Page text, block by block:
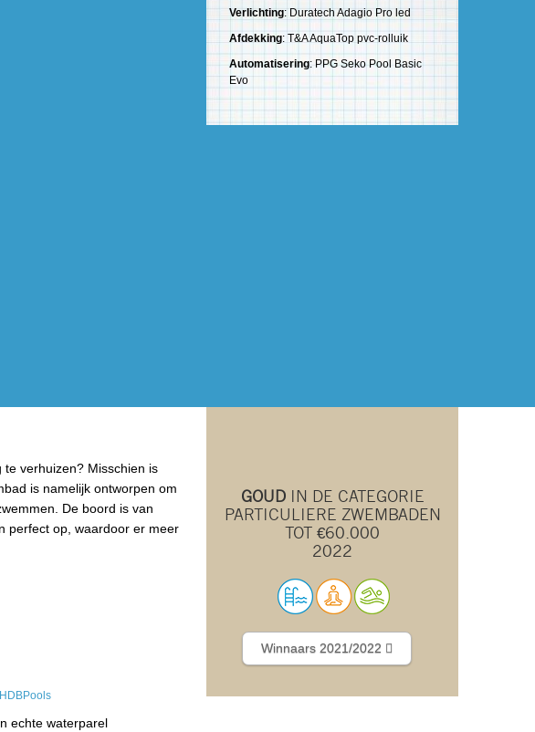
Verlichting: Duratech Adagio Pro led
Afdekking: T&A AquaTop pvc-rolluik
Automatisering: PPG Seko Pool Basic
Evo
verhuizen? Misschien is
is namelijk ontworpen om
De boord is van
perfect op, waardoor er meer
echte waterparel
GOUDIN DE CATEGORIE
PARTICULIERE ZWEMBADEN
TOT €60.000
2022
Winnaars 2021/2022